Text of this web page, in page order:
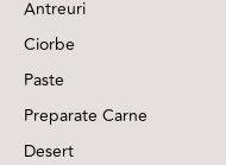
Antreuri
Ciorbe
Paste
Preparate Carne
Desert